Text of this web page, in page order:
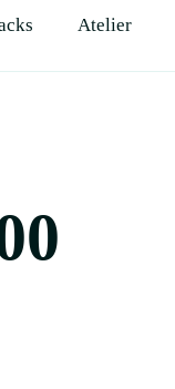
Atelier